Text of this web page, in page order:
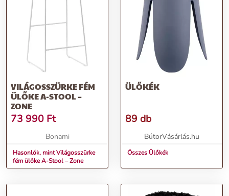
VILÁGOSSZÜRKE FÉM
ÜLŐKE A-STOOL –
ZONE
73 990 Ft
Bonami
Hasonlók, mint Világosszürke
fém ülőke A-Stool – Zone
ÜLŐKÉK
89 db
BútorVásárlás.hu
Összes Ülőkék